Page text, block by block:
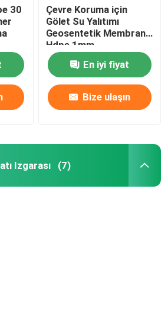
30
Çevre Koruma için
Gölet Su Yalıtımı
Geosentetik Membran
Hdpe 1mm
En iyi fiyat
Bize ulaşın
Izgarası (7)